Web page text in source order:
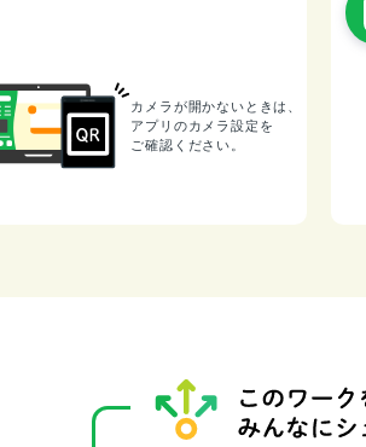
カメラが開かないときは、
アプリのカメラ設定を
ご確認ください。